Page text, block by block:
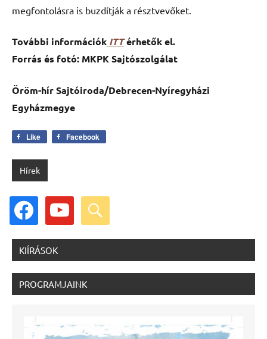
megfontolásra is buzdítják a résztvevőket.
További információk ITTérhetők el.
Forrás és fotó: MKPK Sajtószolgálat
Öröm-hír Sajtóiroda/Debrecen-Nyíregyházi
Egyházmegye
Like Facebook
Hírek
facebook youtube search
KIÍRÁSOK
PROGRAMJAINK